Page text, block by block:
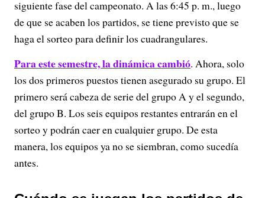
siguiente fase del campeonato. A las 6:45 p. m., luego
de que se acaben los partidos, se tiene previsto que se
haga el sorteo para definir los cuadrangulares.
Para este semestre, la dinámica cambió. Ahora, solo
los dos primeros puestos tienen asegurado su grupo. El
primero será cabeza de serie del grupo A y el segundo,
del grupo B. Los seis equipos restantes entrarán en el
sorteo y podrán caer en cualquier grupo. De esta
manera, los equipos ya no se siembran, como sucedía
antes.